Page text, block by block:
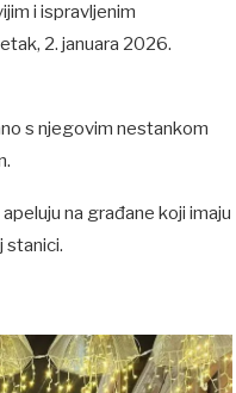
i ispravljenim
2. januara 2026.
s njegovim nestankom
na građane koji imaju
stanici.